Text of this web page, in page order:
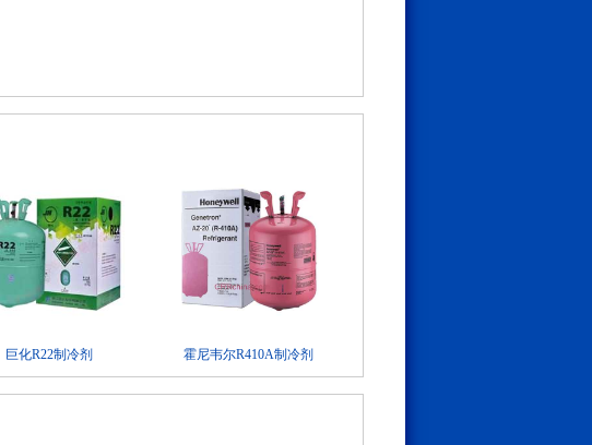
巨化R22制冷剂 霍尼韦尔R410A制冷剂